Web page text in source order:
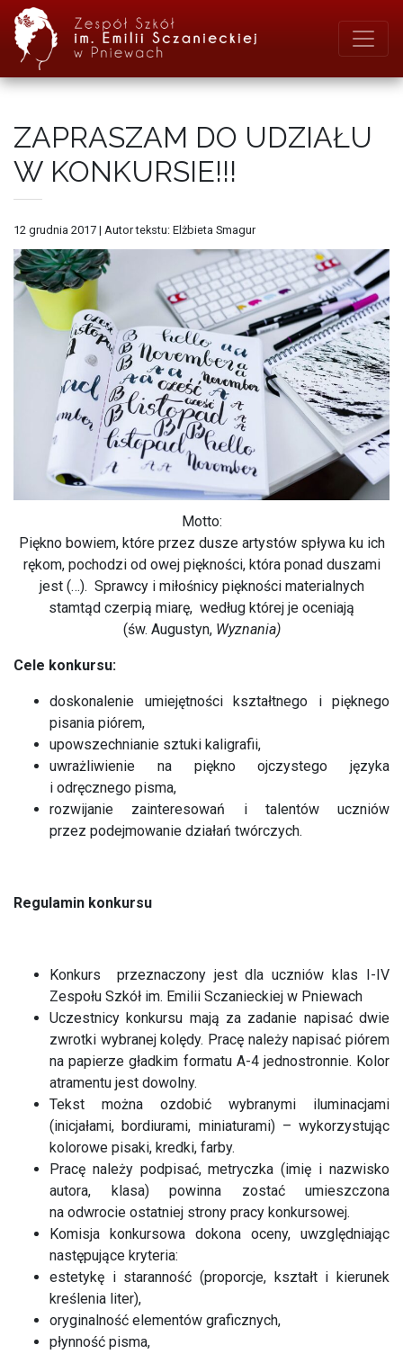
ZAPRASZAM DO UDZIAŁU
W KONKURSIE!!!
12 grudnia 2017 | Autor tekstu: Elżbieta Smagur
Motto:
Piękno bowiem, które przez dusze artystów spływa ku ich
rękom, pochodzi od owej piękności, która ponad duszami
jest (…). Sprawcy i miłośnicy piękności materialnych
stamtąd czerpią miarę, według której je oceniają
(św. Augustyn, Wyznania)
Cele konkursu:
doskonalenie umiejętności kształtnego i pięknego
pisania piórem,
upowszechnianie sztuki kaligrafii,
uwrażliwienie na piękno ojczystego języka
i odręcznego pisma,
rozwijanie zainteresowań i talentów uczniów
przez podejmowanie działań twórczych.
Regulamin konkursu
Konkurs przeznaczony jest dla uczniów klas I-IV
Zespołu Szkół im. Emilii Sczanieckiej w Pniewach
Uczestnicy konkursu mają za zadanie napisać dwie
zwrotki wybranej kolędy. Pracę należy napisać piórem
na papierze gładkim formatu A-4 jednostronnie. Kolor
atramentu jest dowolny.
Tekst można ozdobić wybranymi iluminacjami
(inicjałami, bordiurami, miniaturami) – wykorzystując
kolorowe pisaki, kredki, farby.
Pracę należy podpisać, metryczka (imię i nazwisko
autora, klasa) powinna zostać umieszczona
na odwrocie ostatniej strony pracy konkursowej.
Komisja konkursowa dokona oceny, uwzględniając
następujące kryteria:
estetykę i staranność (proporcje, kształt i kierunek
kreślenia liter),
oryginalność elementów graficznych,
płynność pisma,